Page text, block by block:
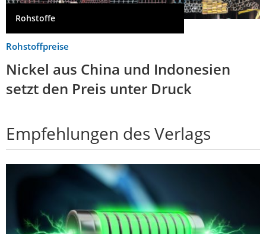
Rohstoffe
Rohstoffpreise
Nickel aus China und Indonesien
setzt den Preis unter Druck
Empfehlungen des Verlags